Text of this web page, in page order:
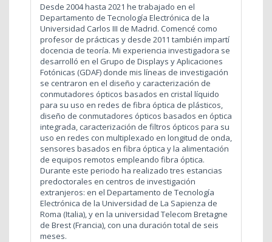
Desde 2004 hasta 2021 he trabajado en el
Departamento de Tecnología Electrónica de la
Universidad Carlos III de Madrid. Comencé como
profesor de prácticas y desde 2011 también impartí
docencia de teoría. Mi experiencia investigadora se
desarrolló en el Grupo de Displays y Aplicaciones
Fotónicas (GDAF) donde mis líneas de investigación
se centraron en el diseño y caracterización de
conmutadores ópticos basados en cristal líquido
para su uso en redes de fibra óptica de plásticos,
diseño de conmutadores ópticos basados en óptica
integrada, caracterización de filtros ópticos para su
uso en redes con multiplexado en longitud de onda,
sensores basados en fibra óptica y la alimentación
de equipos remotos empleando fibra óptica.
Durante este periodo ha realizado tres estancias
predoctorales en centros de investigación
extranjeros: en el Departamento de Tecnología
Electrónica de la Universidad de La Sapienza de
Roma (Italia), y en la universidad Telecom Bretagne
de Brest (Francia), con una duración total de seis
meses.